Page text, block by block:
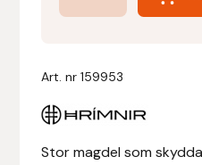
Magdel
Art. nr159953
Stor magdel som
Denni Design / Bomber Bits